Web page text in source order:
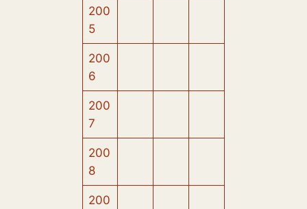
200
5
200
6
200
7
200
8
200